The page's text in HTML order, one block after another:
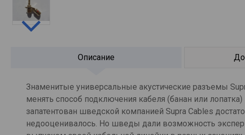
Описание
Знаменитые универсальные акустические разъемы
менять способ подключения кабеля (банан или
запатентован шведской компанией Supra Cables
недооценивалось. Но шведы дали возможность